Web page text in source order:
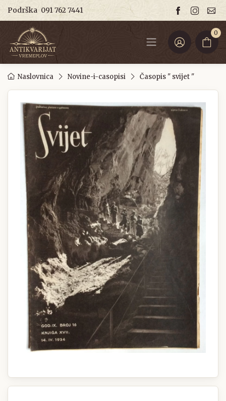
Podrška 091 762 7441
0
Naslovnica Novine-i-casopisi Časopis " svijet "